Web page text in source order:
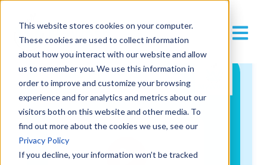
This website stores cookies on your computer.
These cookies are used to collect information
about how you interact with our website and allow
us to remember you. We use this information in
order to improve and customize your browsing
experience and for analytics and metrics about our
visitors both on this website and other media. To
find out more about the cookies we use, see our
Privacy Policy
If you decline, your information won’t be tracked